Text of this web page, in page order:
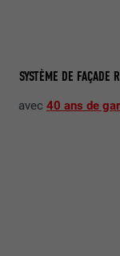
SYSTÈME DE FAÇADE
avec 40 ans de